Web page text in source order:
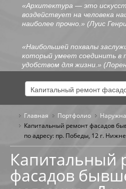
«Архитектура — это
воздействует на человека
наиболее прочно.» (Луис
«Наибольшей похвалы
который умеет соединить в
удобством для жизни.» (
ОБО
ОБЩЕСТВЕННЫЕ ЗДАНИЯ
Главная Портфолио
Капитальный ремонт фасадов
по адресу: пр. Победы, 12 г.
Капитальный
фасадов